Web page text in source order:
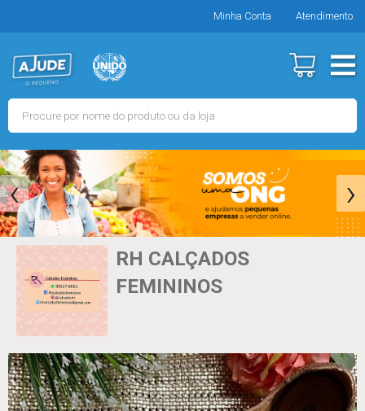
Minha Conta Atendimento
‹ ›
RH CALÇADOS
FEMININOS